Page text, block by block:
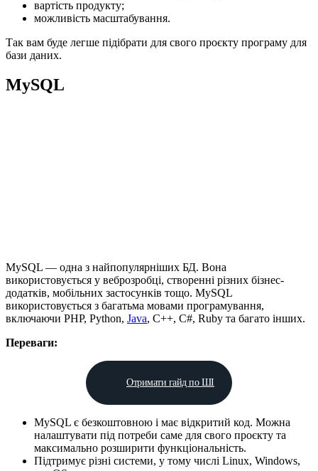
вартість продукту;
можливість масштабування.
Так вам буде легше підібрати для свого проєкту програму для
бази даних.
MySQL
MySQL — одна з найпопулярніших БД. Вона
використовується у веброзробці, створенні різних бізнес-
додатків, мобільних застосунків тощо. MySQL
використовується з багатьма мовами програмування,
включаючи PHP, Python, Java, C++, C#, Ruby та багато інших.
Переваги:
Отримати гайд по ШІ
MySQL є безкоштовною і має відкритий код. Можна
налаштувати під потреби саме для свого проєкту та
максимально розширити функціональність.
Підтримує різні системи, у тому числі Linux, Windows,